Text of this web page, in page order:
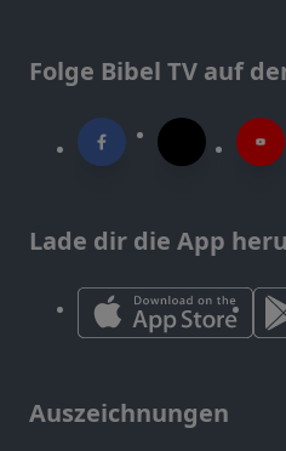
Folge Bibel TV auf
Lade dir die App
Auszeichnungen